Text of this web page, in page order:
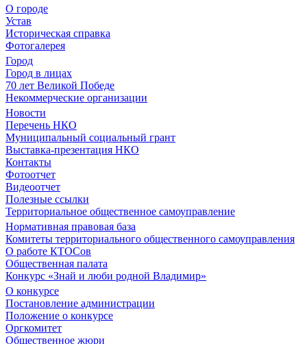
О городе
Устав
Историческая справка
Фотогалерея
Город
Город в лицах
70 лет Великой Победе
Некоммерческие организации
Новости
Перечень НКО
Муниципальный социальный грант
Выставка-презентация НКО
Контакты
Фотоотчет
Видеоотчет
Полезные ссылки
Территориальное общественное самоуправление
Нормативная правовая база
Комитеты территориального общественного самоуправления
О работе КТОСов
Общественная палата
Конкурс «Знай и люби родной Владимир»
О конкурсе
Постановление администрации
Положение о конкурсе
Оргкомитет
Общественное жюри